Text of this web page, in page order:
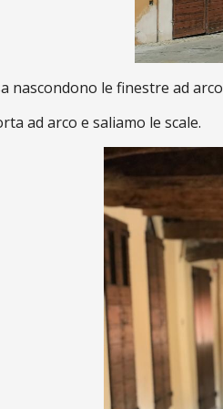
nascondono le finestre ad
ad arco e saliamo le scale.